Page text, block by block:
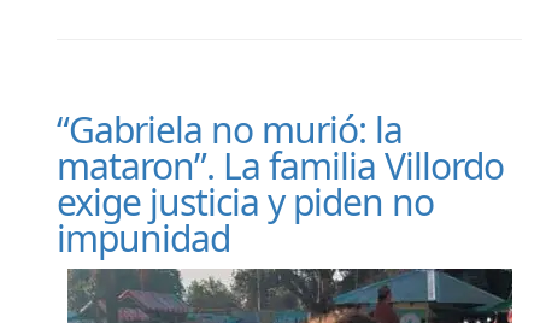
“Gabriela no murió: la
mataron”. La familia Villordo
exige justicia y piden no
impunidad